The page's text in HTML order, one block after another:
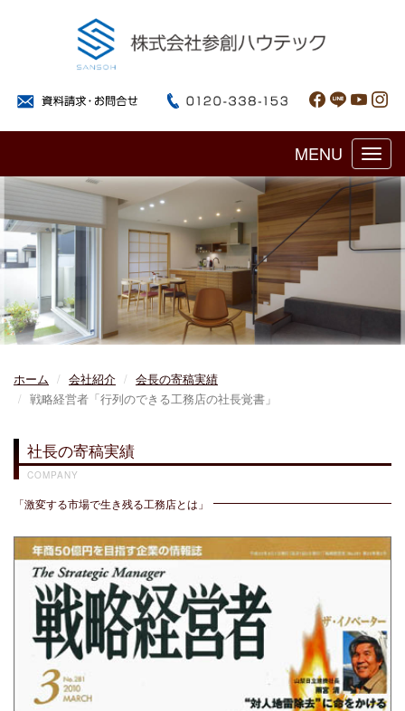
MENU
ホーム 会社紹介
会長の寄稿実績
戦略経営者「行列のできる工務店の社長覚書」
社長の寄稿実績
COMPANY
「激変する市場で生き残る工務店とは」